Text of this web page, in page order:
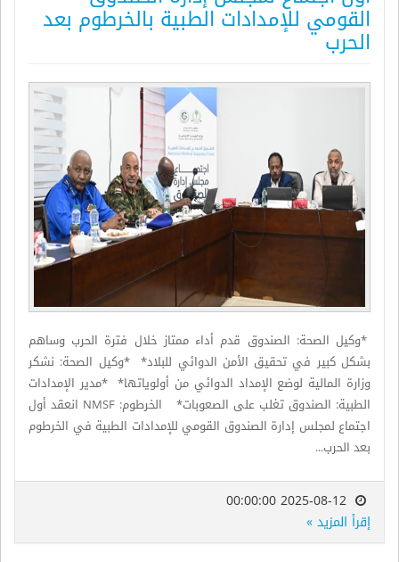
القومي للإمدادات الطبية بالخرطوم بعد
الحرب
*وكيل الصحة: الصندوق قدم أداء ممتاز خلال فترة الحرب وساهم
بشكل كبير في تحقيق الأمن الدوائي للبلاد* *وكيل الصحة: نشكر
وزارة المالية لوضع الإمداد الدوائي من أولوياتها* *مدير الإمدادات
الطبية: الصندوق تغلب على الصعوبات* الخرطوم: NMSF انعقد أول
اجتماع لمجلس إدارة الصندوق القومي للإمدادات الطبية في الخرطوم
بعد الحرب...
إقرأ المزيد »